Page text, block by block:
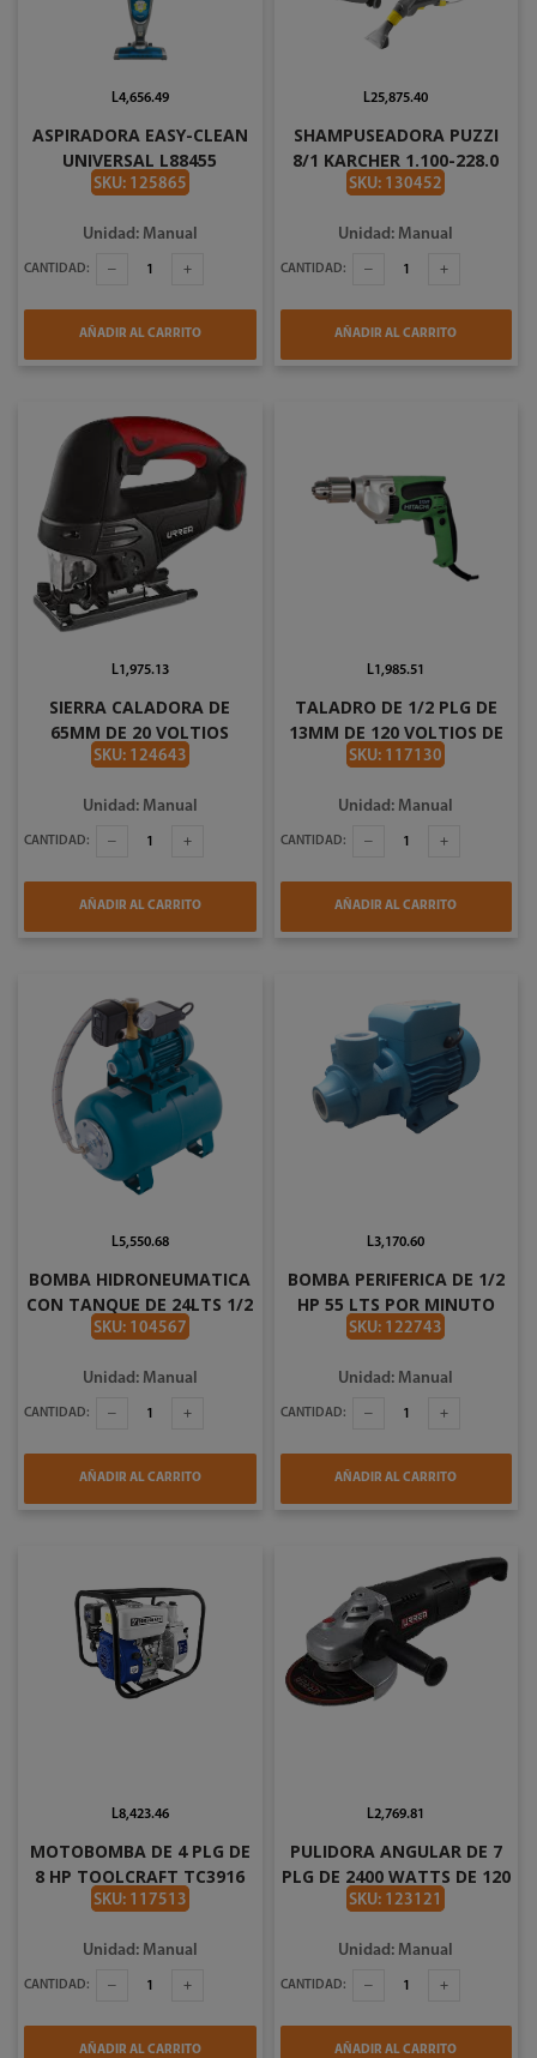
ASPIRADORA EASY-CLEAN
UNIVERSAL L88455
SKU: 125865
L4,656.49
Unidad: Manual
CANTIDAD:
AÑADIR AL CARRITO
SHAMPUSEADORA PUZZI
8/1 KARCHER 1.100-228.0
SKU: 130452
L25,875.40
Unidad: Manual
CANTIDAD:
AÑADIR AL CARRITO
SIERRA CALADORA DE
65MM DE 20 VOLTIOS
URREA SKB920
SKU: 124643
L1,975.13
Unidad: Manual
CANTIDAD:
AÑADIR AL CARRITO
TALADRO DE 1/2 PLG DE
13MM DE 120 VOLTIOS DE
1020 WATTS HITACHI
SKU: 117130
L1,985.51
Unidad: Manual
CANTIDAD:
AÑADIR AL CARRITO
BOMBA HIDRONEUMATICA
CON TANQUE DE 24LTS 1/2
HP ROTOPLAS
SKU: 104567
L5,550.68
Unidad: Manual
CANTIDAD:
AÑADIR AL CARRITO
BOMBA PERIFERICA DE 1/2
HP 55 LTS POR MINUTO
110V BRUNELLI 0.5 JSW-1CA
SKU: 122743
L3,170.60
Unidad: Manual
CANTIDAD:
AÑADIR AL CARRITO
MOTOBOMBA DE 4 PLG DE
8 HP TOOLCRAFT TC3916
SKU: 117513
L8,423.46
Unidad: Manual
CANTIDAD:
AÑADIR AL CARRITO
PULIDORA ANGULAR DE 7
PLG DE 2400 WATTS DE 120
VOLTIOS URREA EA1007
SKU: 123121
L2,769.81
Unidad: Manual
CANTIDAD:
AÑADIR AL CARRITO